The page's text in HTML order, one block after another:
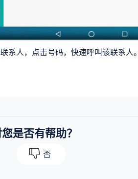
系人，点击号码，快速呼叫该联系人
是否有帮助？
否